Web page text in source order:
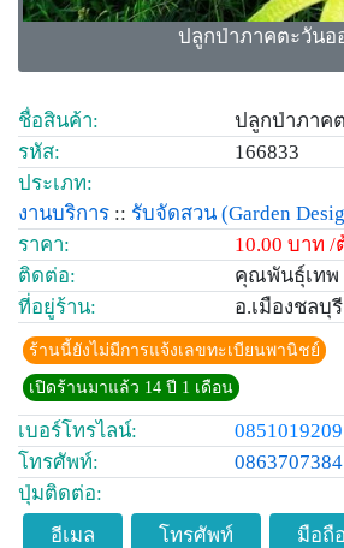
ปลูกป่าภาคตะวันอ
ชื่อสินค้า:
ปลูกป่าภาค
รหัส:
166833
ประเภท:
งานบริการ :: รับจัดสวน (Garden
ราคา:
10.00 บาท /
ติดต่อ:
คุณพันธุ์เท
ที่อยู่ร้าน:
อ.เมืองชลบุ
ร้านนี้ยังไม่มีการแจ้งเลขทะเบียนพานิชย์
เปิดร้านมาแล้ว 14 ปี 1 เดือน
เบอร์โทรไลน์:
0851019209
โทรศัพท์:
0863707384
ปุ่มติดต่อ:
อีเมล
โทรศัพท์ มือถือ